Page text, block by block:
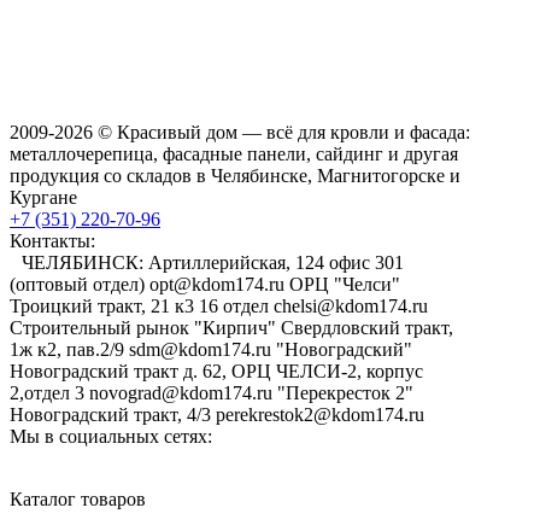
2009-2026 © Красивый дом — всё для кровли и фасада:
металлочерепица, фасадные панели, сайдинг и другая
продукция со складов в Челябинске, Магнитогорске и
Кургане
+7 (351) 220-70-96
Контакты:
ЧЕЛЯБИНСК: Артиллерийская, 124 офис 301
(оптовый отдел) opt@kdom174.ru ОРЦ "Челси"
Троицкий тракт, 21 к3 16 отдел chelsi@kdom174.ru
Строительный рынок "Кирпич" Свердловский тракт,
1ж к2, пав.2/9 sdm@kdom174.ru "Новоградский"
Новоградский тракт д. 62, ОРЦ ЧЕЛСИ-2, корпус
2,отдел 3 novograd@kdom174.ru "Перекресток 2"
Новоградский тракт, 4/3 perekrestok2@kdom174.ru
Мы в социальных сетях:
Каталог товаров